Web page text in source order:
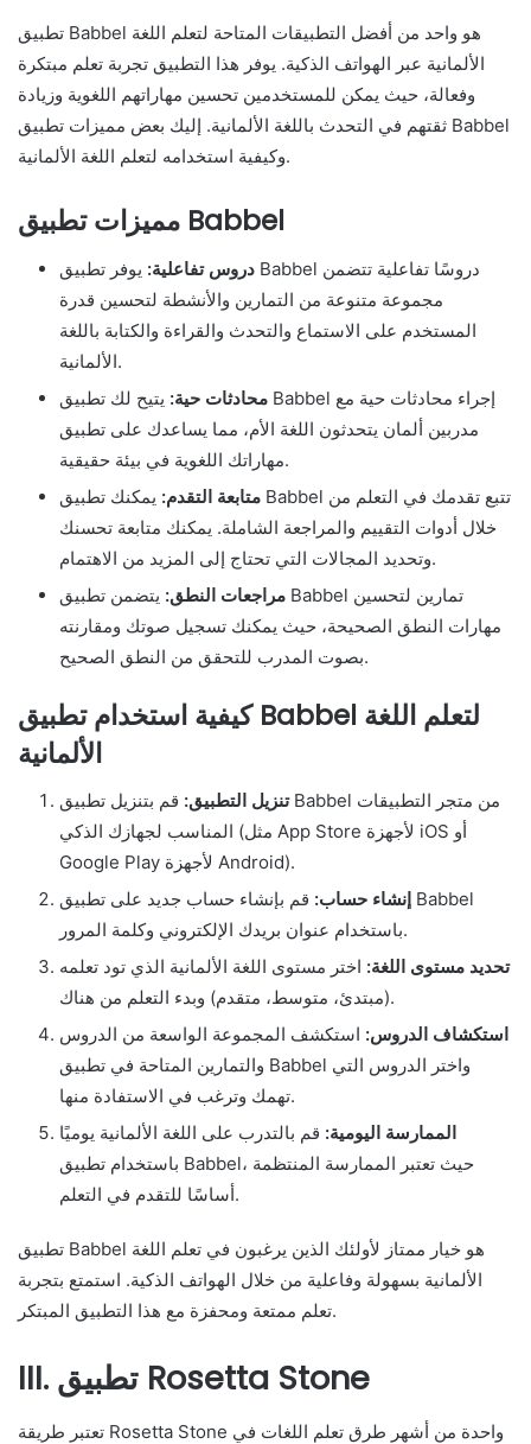
تطبيق Babbel هو واحد من أفضل التطبيقات المتاحة لتعلم اللغة
الألمانية عبر الهواتف الذكية. يوفر هذا التطبيق تجربة تعلم مبتكرة
وفعالة، حيث يمكن للمستخدمين تحسين مهاراتهم اللغوية وزيادة
ثقتهم في التحدث باللغة الألمانية. إليك بعض مميزات تطبيق Babbel
وكيفية استخدامه لتعلم اللغة الألمانية.
مميزات تطبيق Babbel
دروس تفاعلية: يوفر تطبيق Babbel دروسًا تفاعلية تتضمن
مجموعة متنوعة من التمارين والأنشطة لتحسين قدرة
المستخدم على الاستماع والتحدث والقراءة والكتابة باللغة
الألمانية.
محادثات حية: يتيح لك تطبيق Babbel إجراء محادثات حية مع
مدربين ألمان يتحدثون اللغة الأم، مما يساعدك على تطبيق
مهاراتك اللغوية في بيئة حقيقية.
متابعة التقدم: يمكنك تطبيق Babbel تتبع تقدمك في التعلم من
خلال أدوات التقييم والمراجعة الشاملة. يمكنك متابعة تحسنك
وتحديد المجالات التي تحتاج إلى المزيد من الاهتمام.
مراجعات النطق: يتضمن تطبيق Babbel تمارين لتحسين
مهارات النطق الصحيحة، حيث يمكنك تسجيل صوتك ومقارنته
بصوت المدرب للتحقق من النطق الصحيح.
كيفية استخدام تطبيق Babbel لتعلم اللغة
الألمانية
تنزيل التطبيق: قم بتنزيل تطبيق Babbel من متجر التطبيقات
المناسب لجهازك الذكي (مثل App Store لأجهزة iOS أو
Google Play لأجهزة Android).
إنشاء حساب: قم بإنشاء حساب جديد على تطبيق Babbel
باستخدام عنوان بريدك الإلكتروني وكلمة المرور.
تحديد مستوى اللغة: اختر مستوى اللغة الألمانية الذي تود تعلمه
(مبتدئ، متوسط، متقدم) وبدء التعلم من هناك.
استكشاف الدروس: استكشف المجموعة الواسعة من الدروس
والتمارين المتاحة في تطبيق Babbel واختر الدروس التي
تهمك وترغب في الاستفادة منها.
الممارسة اليومية: قم بالتدرب على اللغة الألمانية يوميًا
باستخدام تطبيق Babbel، حيث تعتبر الممارسة المنتظمة
أساسًا للتقدم في التعلم.
تطبيق Babbel هو خيار ممتاز لأولئك الذين يرغبون في تعلم اللغة
الألمانية بسهولة وفاعلية من خلال الهواتف الذكية. استمتع بتجربة
تعلم ممتعة ومحفزة مع هذا التطبيق المبتكر.
III. تطبيق Rosetta Stone
تعتبر طريقة Rosetta Stone واحدة من أشهر طرق تعلم اللغات في